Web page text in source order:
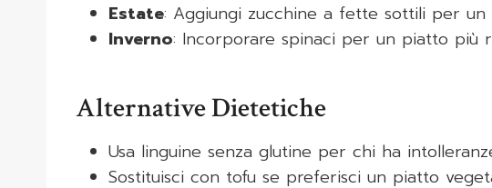
Estate: Aggiungi zucchine a fette sottili per un
Inverno: Incorporare spinaci per un piatto più
Alternative Dietetiche
Usa linguine senza glutine per chi ha
Sostituisci con tofu se preferisci un piatto